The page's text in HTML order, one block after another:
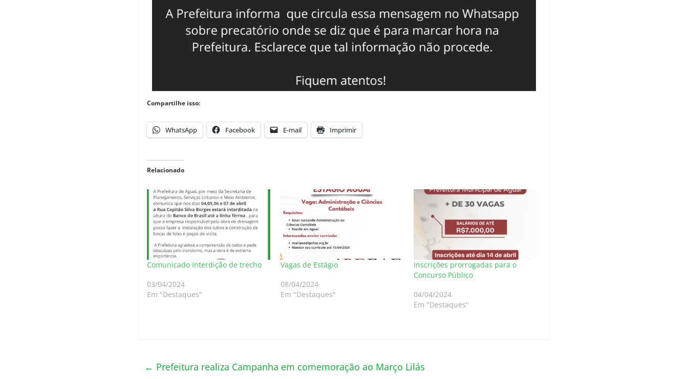
Compartilhe isso:
WhatsApp Facebook E-mail Imprimir
Relacionado
Comunicado Interdição de trecho
03/04/2024
Em "Destaques"
Vagas de Estágio
08/04/2024
Em "Destaques"
Inscrições prorrogadas para o
Concurso Público
04/04/2024
Em "Destaques"
← Prefeitura realiza Campanha em comemoração ao Março Lilás